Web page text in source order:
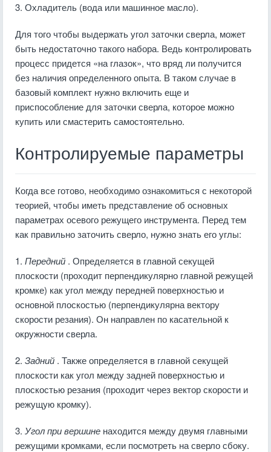
3. Охладитель (вода или машинное масло).
Для того чтобы выдержать угол заточки сверла, может
быть недостаточно такого набора. Ведь контролировать
процесс придется «на глазок», что вряд ли получится
без наличия определенного опыта. В таком случае в
базовый комплект нужно включить еще и
приспособление для заточки сверла, которое можно
купить или смастерить самостоятельно.
Контролируемые параметры
Когда все готово, необходимо ознакомиться с некоторой
теорией, чтобы иметь представление об основных
параметрах осевого режущего инструмента. Перед тем
как правильно заточить сверло, нужно знать его углы:
1. Передний . Определяется в главной секущей
плоскости (проходит перпендикулярно главной режущей
кромке) как угол между передней поверхностью и
основной плоскостью (перпендикулярна вектору
скорости резания). Он направлен по касательной к
окружности сверла.
2. Задний . Также определяется в главной секущей
плоскости как угол между задней поверхностью и
плоскостью резания (проходит через вектор скорости и
режущую кромку).
3. Угол при вершине находится между двумя главными
режущими кромками, если посмотреть на сверло сбоку.